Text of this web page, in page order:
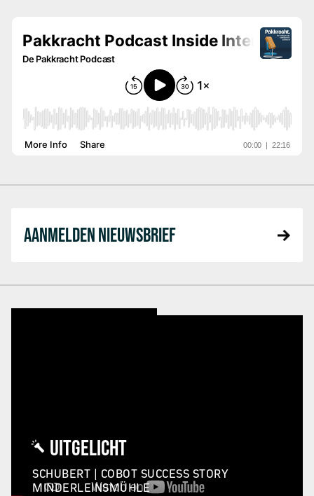
AANMELDEN NIEUWSBRIEF
UITGELICHT
SCHUBERT | COBOT SUCCESS STORY
MINDERLEINSMÜHLE